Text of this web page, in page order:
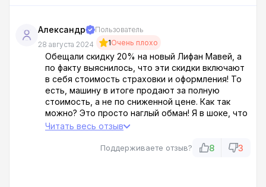
Александр
Пользователь
28 августа 2024
1Очень плохо
Обещали скидку 20% на новый Лифан Мавей, а
по факту выяснилось, что эти скидки включают
в себя стоимость страховки и оформления! То
есть, машину в итоге продают за полную
стоимость, а не по сниженной цене. Как так
можно? Это просто наглый обман! Я в шоке, что
в наше время такие компании вообще могут
безобразие! Лучше сразу отказаться от покупки
Читать весь отзыв
Поддерживаете отзыв? 8 3